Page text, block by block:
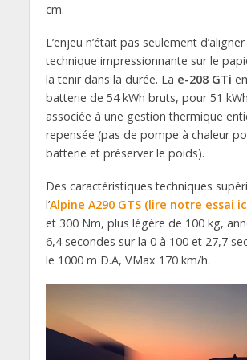
cm.
L’enjeu n’était pas seulement
technique impressionnante sur le
la tenir dans la durée. La e-208 GTi
batterie de 54 kWh bruts, pour 51
associée à une gestion thermique
repensée (pas de pompe à chaleur
batterie et préserver le poids).
Des caractéristiques techniques
l’Alpine A290 GTS (lire notre essai
et 300 Nm, plus légère de 100 kg,
6,4 secondes sur la 0 à 100 et 27,7
le 1000 m D.A, VMax 170 km/h.